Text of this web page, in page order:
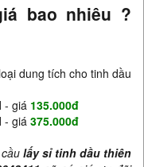
bao nhiêu ?
dung tích cho tinh dầu
- giá 135.000đ
- giá 375.000đ
lấy sỉ tinh dầu thiên